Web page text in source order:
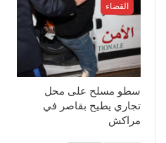
القضاء
سطو مسلح على محل
تجاري يطيح بقاصر في
مراكش